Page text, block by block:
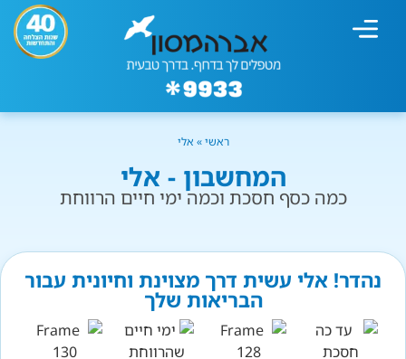
ראשי» אלי
המחשבון - אלי
כמה כסף חסכת וכמה ימי חיים הרווחת
נהדר! אלי עשית דרך מצוינת וחיונית עבור
הבריאות שלך